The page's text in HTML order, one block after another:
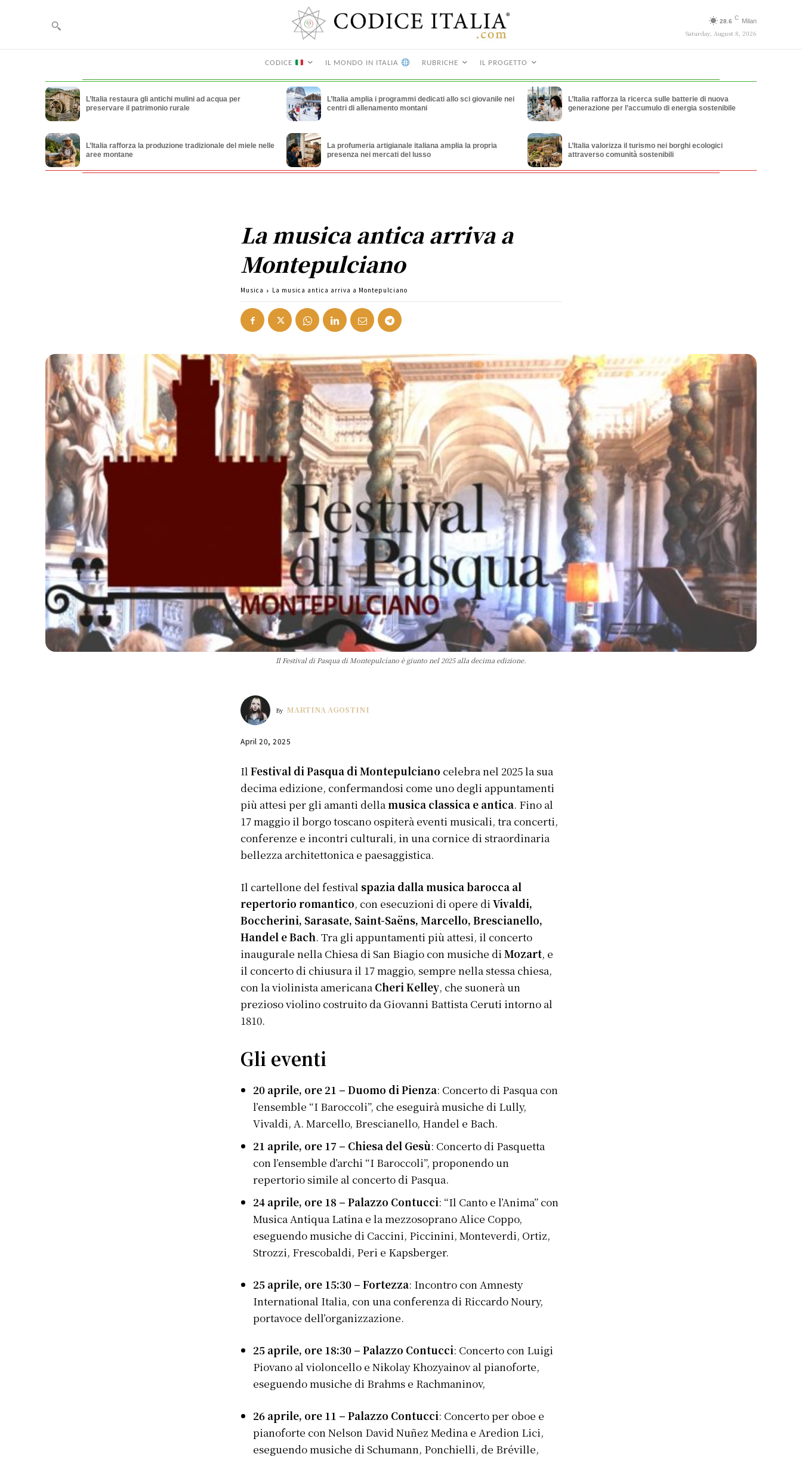
28.6
C Milan
Saturday, August 8, 2026
CODICE IL MONDO IN ITALIA RUBRICHE IL PROGETTO
L’Italia restaura gli antichi mulini ad acqua per
preservare il patrimonio rurale
L’Italia amplia i programmi dedicati allo sci giovanile nei
centri di allenamento montani
L’Italia rafforza la ricerca sulle batterie di nuova
generazione per l’accumulo di energia sostenibile
L’Italia rafforza la produzione tradizionale del miele nelle
aree montane
La profumeria artigianale italiana amplia la propria
presenza nei mercati del lusso
L’Italia valorizza il turismo nei borghi ecologici
attraverso comunità sostenibili
La musica antica arriva a
Montepulciano
Musica La musica antica arriva a Montepulciano
Il Festival di Pasqua di Montepulciano è giunto nel 2025 alla decima edizione.
By MARTINA AGOSTINI
April 20, 2025
IlFestival di Pasqua di Montepulciano celebra nel 2025 la sua
decima edizione, confermandosi come uno degli appuntamenti
più attesi per gli amanti della musica classica e antica. Fino al
17 maggio il borgo toscano ospiterà eventi musicali, tra concerti,
conferenze e incontri culturali, in una cornice di straordinaria
bellezza architettonica e paesaggistica.
Il cartellone del festival spazia dalla musica barocca al
repertorio romantico, con esecuzioni di opere diVivaldi,
Boccherini, Sarasate, Saint-Saëns, Marcello, Brescianello,
Handel e Bach. Tra gli appuntamenti più attesi, il concerto
inaugurale nella Chiesa di San Biagio con musiche diMozart, e
il concerto di chiusura il 17 maggio, sempre nella stessa chiesa,
con la violinista americana Cheri Kelley, che suonerà un
prezioso violino costruito da Giovanni Battista Ceruti intorno al
1810. ​
Gli eventi
20 aprile, ore 21 – Duomo di Pienza: Concerto di Pasqua con
l’ensemble “I Baroccoli”, che eseguirà musiche di Lully,
Vivaldi, A. Marcello, Brescianello, Handel e Bach.​
21 aprile, ore 17 – Chiesa del Gesù: Concerto di Pasquetta
con l’ensemble d’archi “I Baroccoli”, proponendo un
repertorio simile al concerto di Pasqua.​
24 aprile, ore 18 – Palazzo Contucci: “Il Canto e l’Anima” con
Musica Antiqua Latina e la mezzosoprano Alice Coppo,
eseguendo musiche di Caccini, Piccinini, Monteverdi, Ortiz,
Strozzi, Frescobaldi, Peri e Kapsberger.​
25 aprile, ore 15:30 – Fortezza: Incontro con Amnesty
International Italia, con una conferenza di Riccardo Noury,
portavoce dell’organizzazione.​
25 aprile, ore 18:30 – Palazzo Contucci: Concerto con Luigi
Piovano al violoncello e Nikolay Khozyainov al pianoforte,
eseguendo musiche di Brahms e Rachmaninov,
26 aprile, ore 11 – Palazzo Contucci: Concerto per oboe e
pianoforte con Nelson David Nuñez Medina e Aredion Lici,
eseguendo musiche di Schumann, Ponchielli, de Bréville,